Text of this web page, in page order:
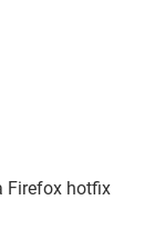
Firefox hotfix